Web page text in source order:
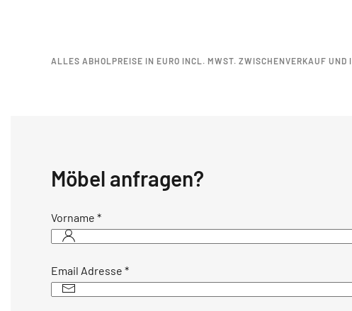
ALLES ABHOLPREISE IN EURO INCL. MWST. ZWISCHENVERKAUF UND
Möbel anfragen?
Vorname *
Email Adresse *